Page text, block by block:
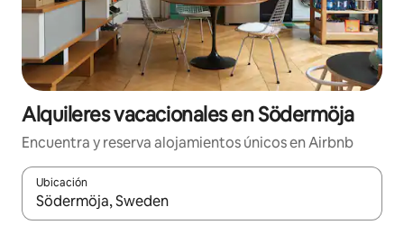
Alquileres vacacionales en Södermöja
Encuentra y reserva alojamientos únicos en Airbnb
Ubicación
Cuando los resultados estén disponibles, navega con las